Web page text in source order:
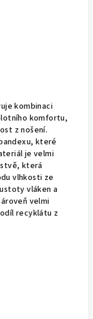
kombinaci
komfortu,
z nošení.
které
je velmi
která
vlhkosti ze
vláken a
velmi
recyklátu z